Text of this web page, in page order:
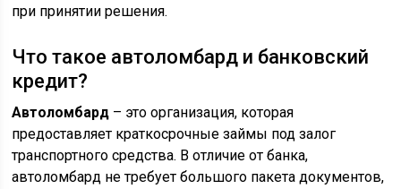
при принятии решения.
Что такое автоломбард и банковский
кредит?
Автоломбард – это организация, которая
предоставляет краткосрочные займы под залог
транспортного средства. В отличие от банка,
автоломбард не требует большого пакета документов,